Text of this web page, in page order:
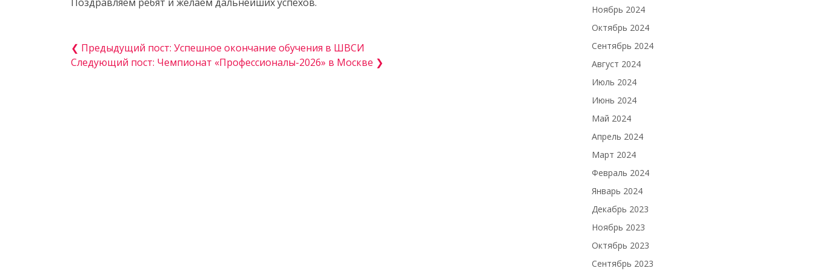
❮ Предыдущий пост: Успешное окончание обучения в ШВСИ
Следующий пост: Чемпионат «Профессионалы-2026» в Москве ❯
Ноябрь 2024
Октябрь 2024
Сентябрь 2024
Август 2024
Июль 2024
Июнь 2024
Май 2024
Апрель 2024
Март 2024
Февраль 2024
Январь 2024
Декабрь 2023
Ноябрь 2023
Октябрь 2023
Сентябрь 2023